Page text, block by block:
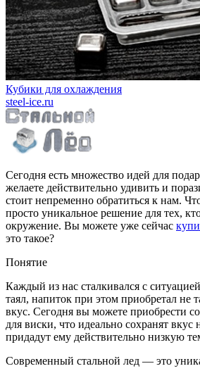
Кубики для охлаждения
steel-ice.ru
Сегодня есть множество идей для
желаете действительно удивить и
стоит непременно обратиться к нам.
просто уникальное решение для тех,
окружение. Вы можете уже сейчас
это такое?
Понятие
Каждый из нас сталкивался с
таял, напиток при этом приобретал не
вкус. Сегодня вы можете приобрести
для виски, что идеально сохранят вкус
придадут ему действительно низкую
Современный стальной лед — это